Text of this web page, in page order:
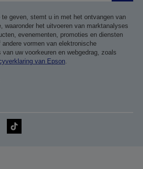
te geven, stemt u in met het ontvangen van
waaronder het uitvoeren van marktanalyses
evenementen, promoties en diensten
vormen van elektronische
uw voorkeuren en webgedrag, zoals
van Epson.